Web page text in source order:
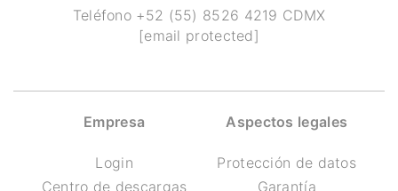
Teléfono +52 (55) 8526 4219 CDMX
[email protected]
Empresa
Login
Centro de descargas
Aspectos legales
Protección de datos
Garantía